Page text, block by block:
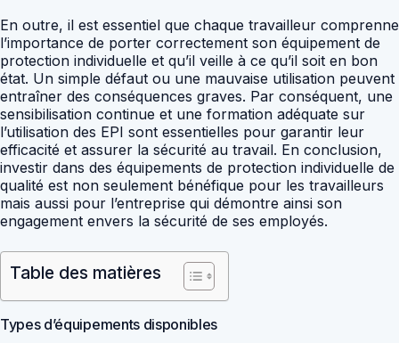
En outre, il est essentiel que chaque travailleur comprenne
l’importance de porter correctement son équipement de
protection individuelle et qu’il veille à ce qu’il soit en bon
état. Un simple défaut ou une mauvaise utilisation peuvent
entraîner des conséquences graves. Par conséquent, une
sensibilisation continue et une formation adéquate sur
l’utilisation des EPI sont essentielles pour garantir leur
efficacité et assurer la sécurité au travail. En conclusion,
investir dans des équipements de protection individuelle de
qualité est non seulement bénéfique pour les travailleurs
mais aussi pour l’entreprise qui démontre ainsi son
engagement envers la sécurité de ses employés.
Table des matières
Types d’équipements disponibles